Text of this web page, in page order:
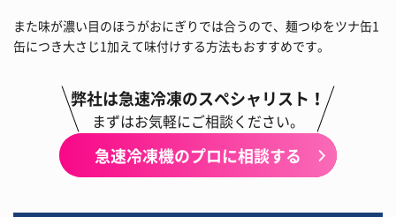
また味が濃い目のほうがおにぎりでは合うので、麺つゆをツナ缶1
缶につき大さじ1加えて味付けする方法もおすすめです。
弊社は急速冷凍のスペシャリスト！
まずはお気軽にご相談ください。
急速冷凍機のプロに相談する